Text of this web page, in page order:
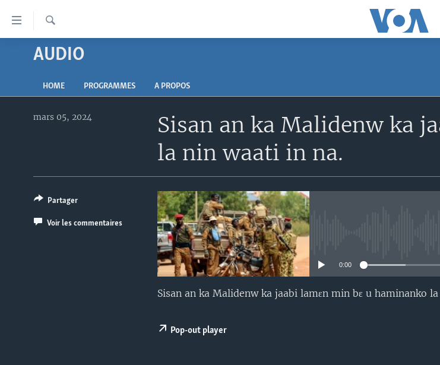
d'accessibilité
principal
navigation
MALI KURA
TABALE
MALI
ÉTATS-UNIS
Recherche
AUDIO
HOME PROGRAMMES A PROPOS
Sisan an ka Malidenw ka
la nin waati in na.
mars 05, 2024
0:00
Sisan an ka Malidenw ka jaabi lamɛn min bɛ u haminanko
Pop-out player
Partager
Voir les commentaires